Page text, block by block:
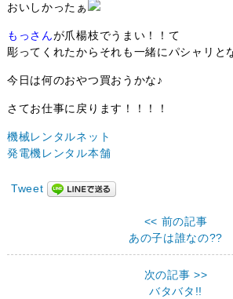
おいしかったぁ
もっさんが爪楊枝でうまい！！て
彫ってくれたからそれも一緒にパシャリと
今日は何のおやつ買おうかな♪
さてお仕事に戻ります！！！！
機械レンタルネット
発電機レンタル本舗
Tweet
<< 前の記事
あの子は誰なの??
次の記事 >>
バタバタ!!